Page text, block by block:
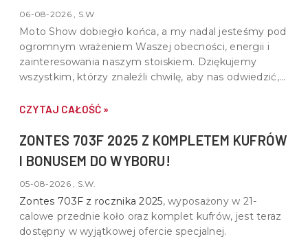
06-08-2026 , S.W
Moto Show dobiegło końca, a my nadal jesteśmy pod
ogromnym wrażeniem Waszej obecności, energii i
zainteresowania naszym stoiskiem. Dziękujemy
wszystkim, którzy znaleźli chwilę, aby nas odwiedzić,
do motoryzacji.
CZYTAJ CAŁOŚĆ »
ZONTES 703F 2025 Z KOMPLETEM KUFRÓW
I BONUSEM DO WYBORU!
05-08-2026 , S.W.
Zontes 703F z rocznika 2025, wyposażony w 21-
calowe przednie koło oraz komplet kufrów, jest teraz
dostępny w wyjątkowej ofercie specjalnej.